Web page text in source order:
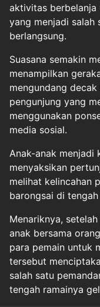
aktivitas
yang menjadi salah
berlangsung.
Suasana semakin
menampilkan
mengundang
pengunjung yang
menggunakan
media sosial.
Anak-anak menjadi
menyaksikan
melihat kelincahan
barongsai di
Menariknya,
anak bersama
para pemain untuk
tersebut
salah satu
tengah ramainya